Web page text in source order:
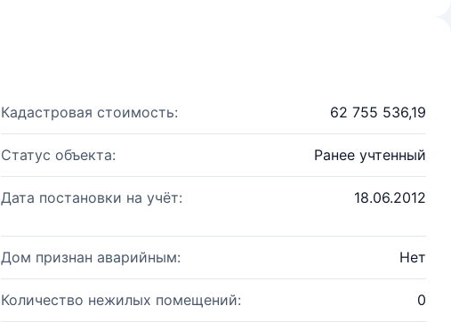
Кадастровая стоимость: 62 755 536,19
Статус объекта: Ранее учтенный
Дата постановки на учёт: 18.06.2012
Дом признан аварийным: Нет
Количество нежилых помещений: 0